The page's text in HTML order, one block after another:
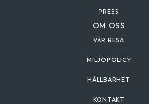
PRESS
OM OSS
VÅR RESA
MILJÖPOLICY
HÅLLBARHET
KONTAKT